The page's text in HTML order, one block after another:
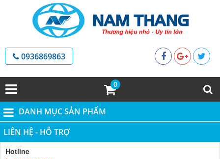
0936869863
0
DANH MỤC SẢN PHẨM
LIÊN HỆ - HỖ TRỢ
Hotline